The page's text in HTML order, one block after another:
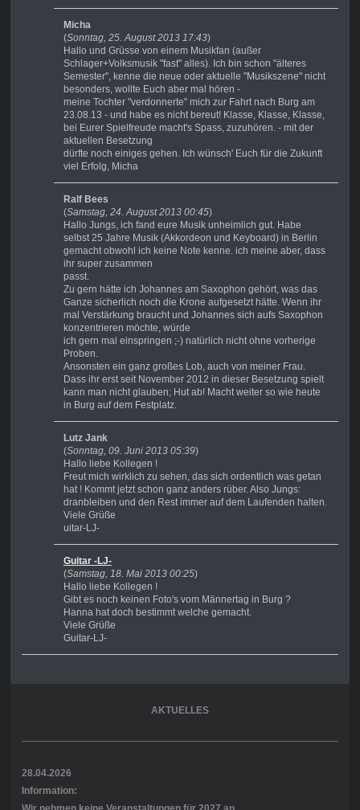
Micha
(Sonntag, 25. August 2013 17:43)
Hallo und Grüsse von einem Musikfan (außer
Schlager+Volksmusik "fast" alles). Ich bin schon "älteres
Semester", kenne die neue oder aktuelle "Musikszene" nicht
besonders, wollte Euch aber mal hören -
meine Tochter "verdonnerte" mich zur Fahrt nach Burg am
23.08.13 - und habe es nicht bereut! Klasse, Klasse, Klasse,
bei Eurer Spielfreude macht's Spass, zuzuhören. - mit der
aktuellen Besetzung
dürfte noch einiges gehen. Ich wünsch' Euch für die Zukunft
viel Erfolg, Micha
Ralf Bees
(Samstag, 24. August 2013 00:45)
Hallo Jungs, ich fand eure Musik unheimlich gut. Habe
selbst 25 Jahre Musik (Akkordeon und Keyboard) in Berlin
gemacht obwohl ich keine Note kenne. ich meine aber, dass
ihr super zusammen
passt.
Zu gern hätte ich Johannes am Saxophon gehört, was das
Ganze sicherlich noch die Krone aufgesetzt hätte. Wenn ihr
mal Verstärkung braucht und Johannes sich aufs Saxophon
konzentrieren möchte, würde
ich gern mal einspringen ;-) natürlich nicht ohne vorherige
Proben.
Ansonsten ein ganz großes Lob, auch von meiner Frau.
Dass ihr erst seit November 2012 in dieser Besetzung spielt
kann man nicht glauben; Hut ab! Macht weiter so wie heute
in Burg auf dem Festplatz.
Lutz Jank
(Sonntag, 09. Juni 2013 05:39)
Hallo liebe Kollegen !
Freut mich wirklich zu sehen, das sich ordentlich was getan
hat ! Kommt jetzt schon ganz anders rüber. Also Jungs:
dranbleiben und den Rest immer auf dem Laufenden halten.
Viele Grüße
uitar-LJ-
Guitar -LJ-
(Samstag, 18. Mai 2013 00:25)
Hallo liebe Kollegen !
Gibt es noch keinen Foto's vom Männertag in Burg ?
Hanna hat doch bestimmt welche gemacht.
Viele Grüße
Guitar-LJ-
AKTUELLES
28.04.2026
Information: